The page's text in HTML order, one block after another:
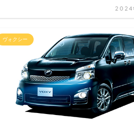
2024
ヴォクシー